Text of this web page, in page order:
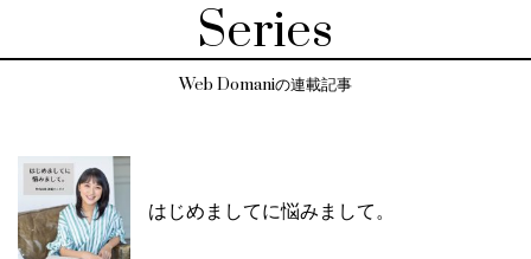
Series
Web Domaniの連載記事
はじめましてに悩みまして。